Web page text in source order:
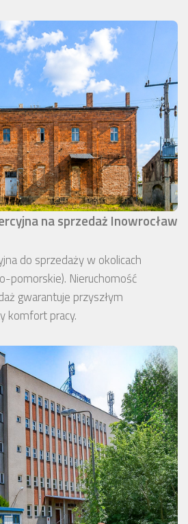
na sprzedaż Inowrocław
do sprzedaży w okolicach
pomorskie). Nieruchomość
gwarantuje przyszłym
komfort pracy.